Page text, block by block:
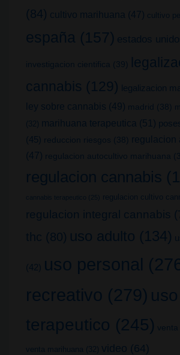
(84) cultivo marihuana (47) cultivo
españa (157) estados
investigacion cientifica (39)
cannabis (129) legalizacion
ley sobre cannabis (49) madrid (38)
(32)
marihuana terapeutica (51)
(45) reduccion riesgos (38)
regulacion
(47) regulacion autocultivo marihuana
regulacion cannabis
cannabis terapeutico (25) regulacion cultivo
regulacion integral cannabis
thc (80) uso adulto (134)
(42) uso personal
recreativo (279) uso
terapeutico (245) venta
venta marihuana (32) video (64)